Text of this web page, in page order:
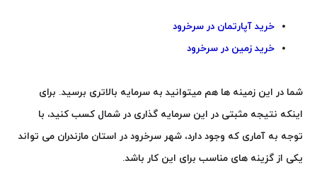
خرید آپارتمان در سرخرود
خرید زمین در سرخرود
شما در این زمینه ها هم میتوانید به سرمایه بالاتری برسید. برای
اینکه نتیجه مثبتی در این سرمایه گذاری در شمال کسب کنید، با
توجه به آماری که وجود دارد، شهر سرخرود در استان مازندران می تواند
یکی از گزینه های مناسب برای این کار باشد.